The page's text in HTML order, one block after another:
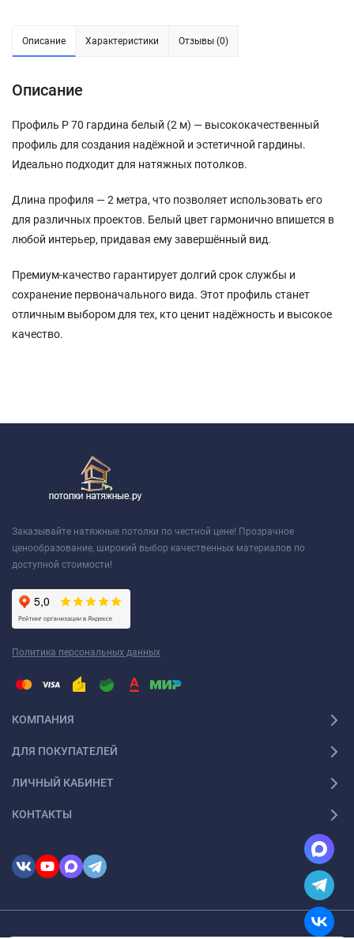
Описание Характеристики Отзывы (0)
Описание
Профиль P 70 гардина белый (2 м) — высококачественный
профиль для создания надёжной и эстетичной гардины.
Идеально подходит для натяжных потолков.
Длина профиля — 2 метра, что позволяет использовать его
для различных проектов. Белый цвет гармонично впишется в
любой интерьер, придавая ему завершённый вид.
Премиум-качество гарантирует долгий срок службы и
сохранение первоначального вида. Этот профиль станет
отличным выбором для тех, кто ценит надёжность и высокое
качество.
Заказывайте натяжные потолки по честной цене! Прозрачное
ценообразование, широкий выбор качественных материалов по
доступной стоимости!
Политика персональных данных
КОМПАНИЯ
ДЛЯ ПОКУПАТЕЛЕЙ
ЛИЧНЫЙ КАБИНЕТ
КОНТАКТЫ